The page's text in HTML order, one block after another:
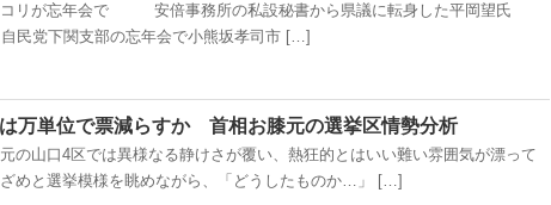
コリが忘年会で 安倍事務所の私設秘書から県議に転身した平岡望氏
自民党下関支部の忘年会で小熊坂孝司市 […]
万単位で票減らすか 首相お膝元の選挙区情勢分析
の山口4区では異様なる静けさが覆い、熱狂的とはいい難い雰囲気が漂って
めと選挙模様を眺めながら、「どうしたものか…」 […]